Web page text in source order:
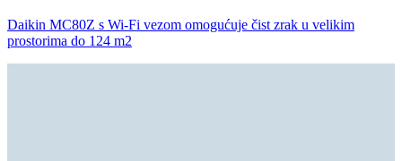
Daikin MC80Z s Wi-Fi vezom omogućuje čist zrak u velikim
prostorima do 124 m2